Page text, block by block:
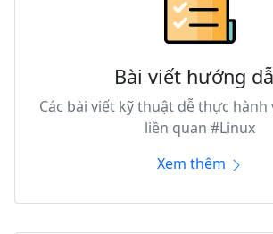
Bài viết hướng
Các bài viết kỹ thuật dễ thực hành
liền quan #Linux
Xem thêm